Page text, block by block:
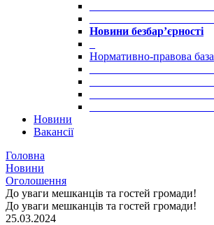
Новини безбар’єрності
Нормативно-правова база
Новини
Вакансії
Головна
Новини
Оголошення
До уваги мешканців та гостей громади!
До уваги мешканців та гостей громади!
25.03.2024